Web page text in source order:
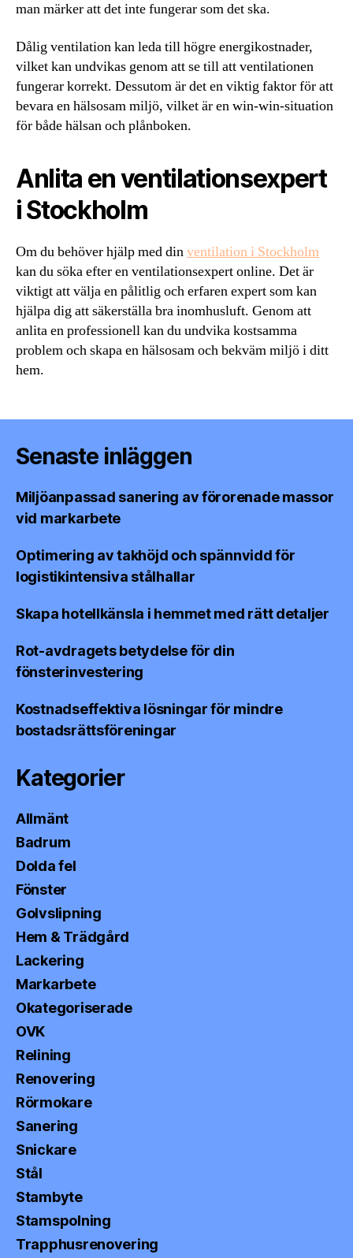
man märker att det inte fungerar som det ska.
Dålig ventilation kan leda till högre energikostnader,
vilket kan undvikas genom att se till att ventilationen
fungerar korrekt. Dessutom är det en viktig faktor för att
bevara en hälsosam miljö, vilket är en win-win-situation
för både hälsan och plånboken.
Anlita en ventilationsexpert
i Stockholm
Om du behöver hjälp med dinventilation i Stockholm
kan du söka efter en ventilationsexpert online. Det är
viktigt att välja en pålitlig och erfaren expert som kan
hjälpa dig att säkerställa bra inomhusluft. Genom att
anlita en professionell kan du undvika kostsamma
problem och skapa en hälsosam och bekväm miljö i ditt
hem.
Senaste inläggen
Miljöanpassad sanering av förorenade massor
vid markarbete
Optimering av takhöjd och spännvidd för
logistikintensiva stålhallar
Skapa hotellkänsla i hemmet med rätt detaljer
Rot-avdragets betydelse för din
fönsterinvestering
Kostnadseffektiva lösningar för mindre
bostadsrättsföreningar
Kategorier
Allmänt
Badrum
Dolda fel
Fönster
Golvslipning
Hem & Trädgård
Lackering
Markarbete
Okategoriserade
OVK
Relining
Renovering
Rörmokare
Sanering
Snickare
Stål
Stambyte
Stamspolning
Trapphusrenovering